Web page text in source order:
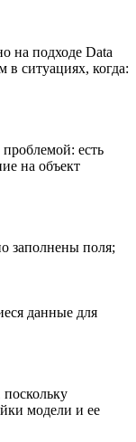
на подходе Data
в ситуациях, когда:
есть
на объект
заполнены поля;
данные для
поскольку
модели и ее